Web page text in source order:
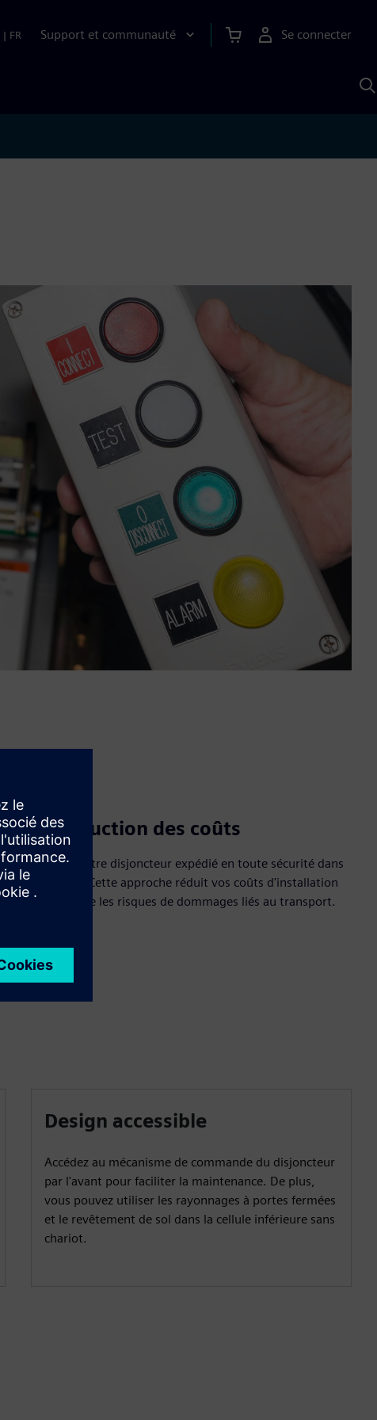
| FR Support et communauté Se connecter
de réduction des coûts
Recevez votre disjoncteur expédié en toute sécurité dans
sa cellule. Cette approche réduit vos coûts d'installation
et minimise les risques de dommages liés au transport.
Design accessible
Accédez au mécanisme de commande du disjoncteur
par l'avant pour faciliter la maintenance. De plus,
vous pouvez utiliser les rayonnages à portes fermées
et le revêtement de sol dans la cellule inférieure sans
chariot.